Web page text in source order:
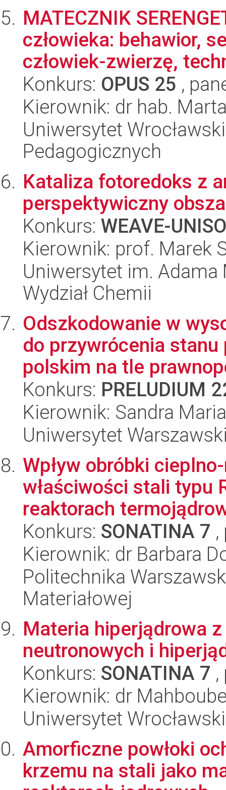
MATECZNIK
człowieka: behawior,
człowiek-zwierzę,
Konkurs: OPUS 25 ,
Kierownik: dr hab.
Uniwersytet
Pedagogicznych
Kataliza fotoredoks z
perspektywiczny
Konkurs: WEAVE-
Kierownik: prof. Marek
Uniwersytet im.
Wydział Chemii
Odszkodowanie w
do przywrócenia
polskim na tle
Konkurs: PRELUDIUM
Kierownik: Sandra
Uniwersytet
Wpływ obróbki
właściwości stali typu
reaktorach
Konkurs: SONATINA 7
Kierownik: dr Barbara
Politechnika
Materiałowej
Materia hiperjądrowa
neutronowych i
Konkurs: SONATINA 7
Kierownik: dr
Uniwersytet
Amorficzne powłoki
krzemu na stali jako